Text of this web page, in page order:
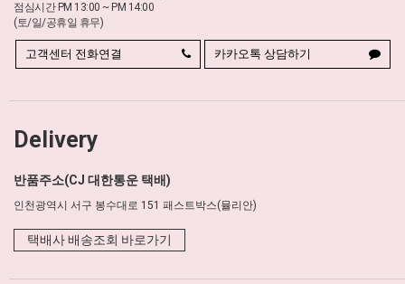
점심시간 PM 13:00 ~ PM 14:00
(토/일/공휴일 휴무)
고객센터 전화연결 카카오톡 상담하기
Delivery
반품주소(CJ 대한통운 택배)
인천광역시 서구 봉수대로 151 패스트박스(뮬리안)
택배사 배송조회 바로가기